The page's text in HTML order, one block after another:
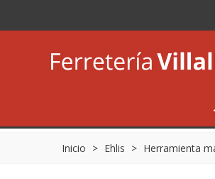
Inicio > Ehlis > Herramienta